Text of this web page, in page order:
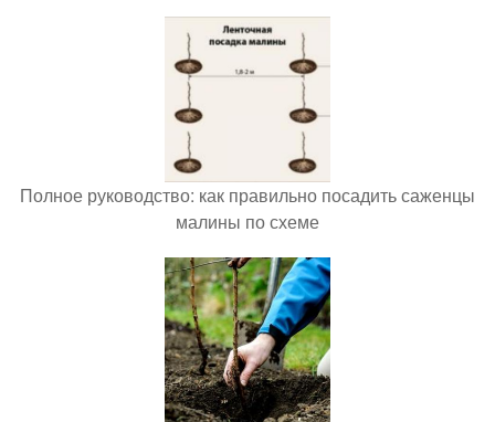
Полное руководство: как правильно посадить саженцы
малины по схеме